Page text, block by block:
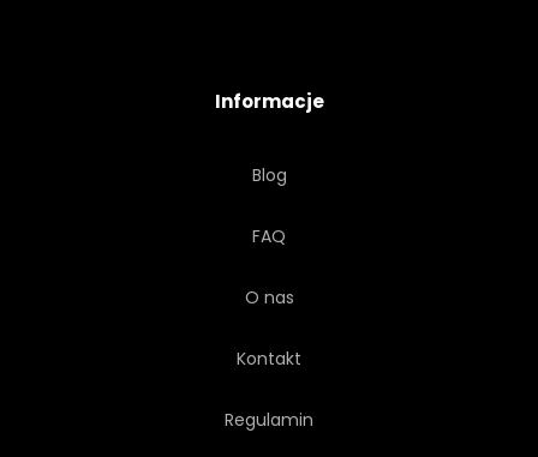
Informacje
Blog
FAQ
O nas
Kontakt
Regulamin